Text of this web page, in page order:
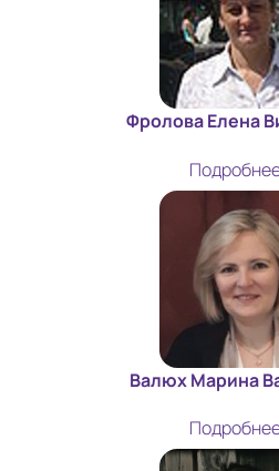
Фролова Елена
Валюх Марина